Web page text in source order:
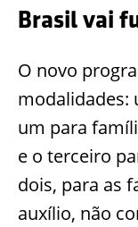
Brasil vai
O novo
modalidades:
um para
e o terceiro
dois, para as
auxílio, não